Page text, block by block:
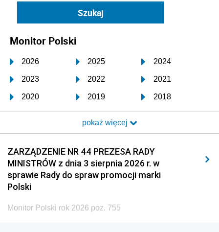
Monitor Polski
2026 2025 2024
2023 2022 2021
2020 2019 2018
2017 2016 2015
2014 2013 2012
2011 2010 2009
2008 2007 2006
2005
pokaż więcej
ZARZĄDZENIE NR 44 PREZESA RADY
MINISTRÓW z dnia 3 sierpnia 2026 r. w
sprawie Rady do spraw promocji marki
Polski
Monitor Polski rok 2026 poz. 755